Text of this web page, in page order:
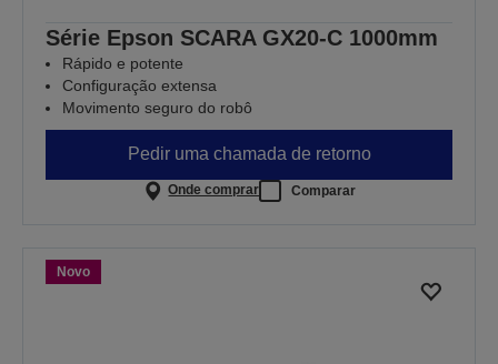
Série Epson SCARA GX20-C 1000mm
Rápido e potente
Configuração extensa
Movimento seguro do robô
Pedir uma chamada de retorno
Onde comprar Comparar
Novo